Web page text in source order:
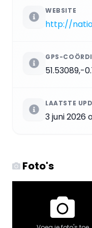
WEBSITE
GPS-
51.53089,-
LAATSTE
3 juni 2026
Foto's